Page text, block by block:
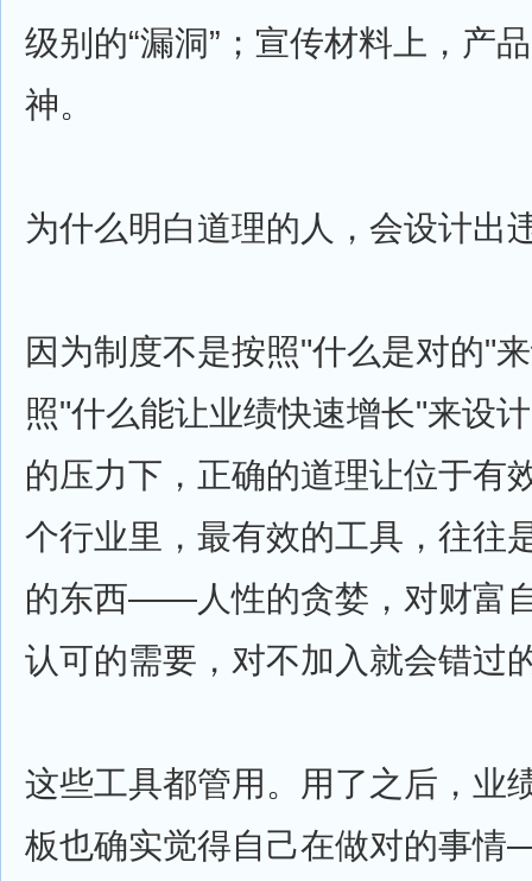
级别的“漏洞”；宣传材料上，产
神。
为什么明白道理的人，会设计出
因为制度不是按照"什么是对的"
照"什么能让业绩快速增长"来设
的压力下，正确的道理让位于有
个行业里，最有效的工具，往往
的东西——人性的贪婪，对财富
认可的需要，对不加入就会错过
这些工具都管用。用了之后，业
板也确实觉得自己在做对的事